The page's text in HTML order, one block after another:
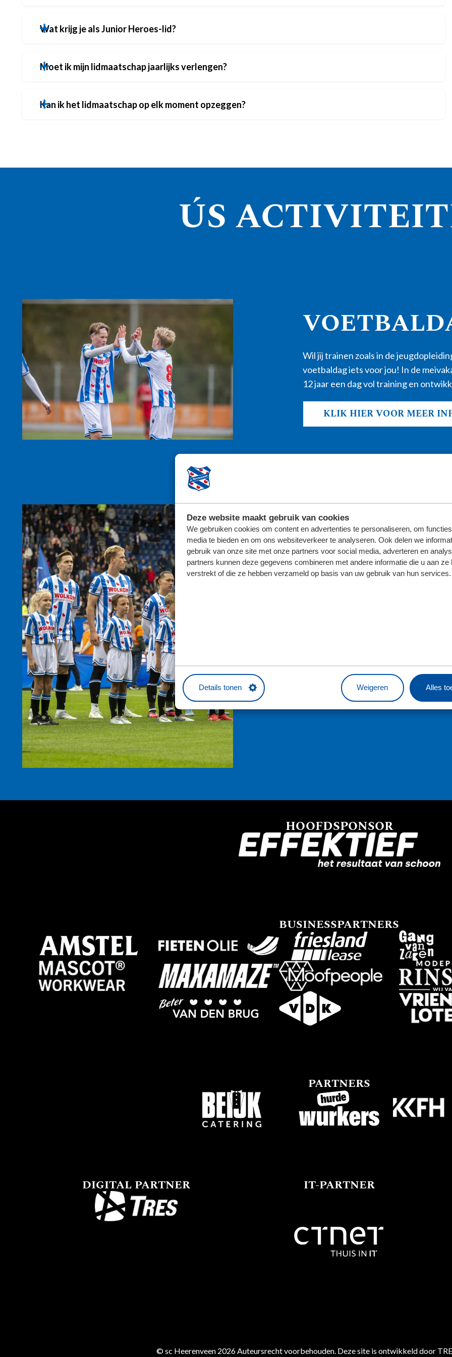
Deze website maakt gebruik van cookies
We gebruiken cookies om content en advertenties te personaliseren, om
media te bieden en om ons websiteverkeer te analyseren. Ook delen we
gebruik van onze site met onze partners voor social media, adverteren en
partners kunnen deze gegevens combineren met andere informatie die u aan ze
verstrekt of die ze hebben verzameld op basis van uw gebruik van hun services.
Details tonen Weigeren Alles
Wat krijg je als Junior Heroes-lid?
Moet ik mijn lidmaatschap jaarlijks verlengen?
Kan ik het lidmaatschap op elk moment opzeggen?
ÚS
Wil jij trainen zoals in de
voetbaldag iets voor jou! In de
12 jaar een dag vol training en
KLIK HIER VOOR MEER
Bij een wedstrijd van sc
nou niet van? Als lid van Junior
MELD JE AAN!
HOOFDSPONSOR
BUSINESSPARTNERS
PARTNERS
DIGITAL PARTNER IT-PARTNER
© sc Heerenveen 2026 Auteursrecht voorbehouden. Deze site is ontwikkeld door